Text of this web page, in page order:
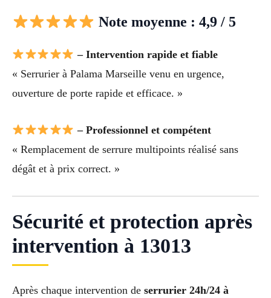
Note moyenne : 4,9 / 5
– Intervention rapide et fiable
« Serrurier à Palama Marseille venu en urgence,
ouverture de porte rapide et efficace. »
– Professionnel et compétent
« Remplacement de serrure multipoints réalisé sans
dégât et à prix correct. »
Sécurité et protection après
intervention à 13013
Après chaque intervention de serrurier 24h/24 à